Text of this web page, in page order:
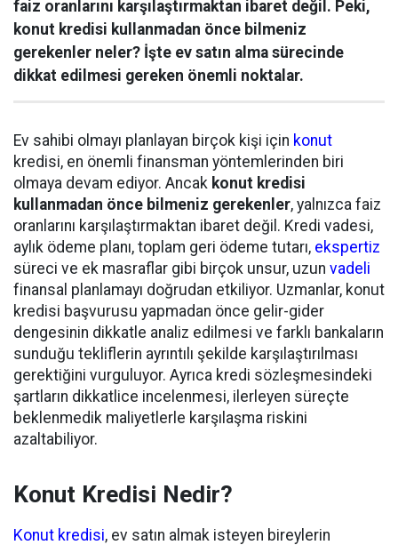
faiz oranlarını karşılaştırmaktan ibaret değil. Peki,
konut kredisi kullanmadan önce bilmeniz
gerekenler neler? İşte ev satın alma sürecinde
dikkat edilmesi gereken önemli noktalar.
Ev sahibi olmayı planlayan birçok kişi için konut
kredisi, en önemli finansman yöntemlerinden biri
olmaya devam ediyor. Ancak konut kredisi
kullanmadan önce bilmeniz gerekenler, yalnızca faiz
oranlarını karşılaştırmaktan ibaret değil. Kredi vadesi,
aylık ödeme planı, toplam geri ödeme tutarı, ekspertiz
süreci ve ek masraflar gibi birçok unsur, uzun vadeli
finansal planlamayı doğrudan etkiliyor. Uzmanlar, konut
kredisi başvurusu yapmadan önce gelir-gider
dengesinin dikkatle analiz edilmesi ve farklı bankaların
sunduğu tekliflerin ayrıntılı şekilde karşılaştırılması
gerektiğini vurguluyor. Ayrıca kredi sözleşmesindeki
şartların dikkatlice incelenmesi, ilerleyen süreçte
beklenmedik maliyetlerle karşılaşma riskini
azaltabiliyor.
Konut Kredisi Nedir?
Konut kredisi, ev satın almak isteyen bireylerin